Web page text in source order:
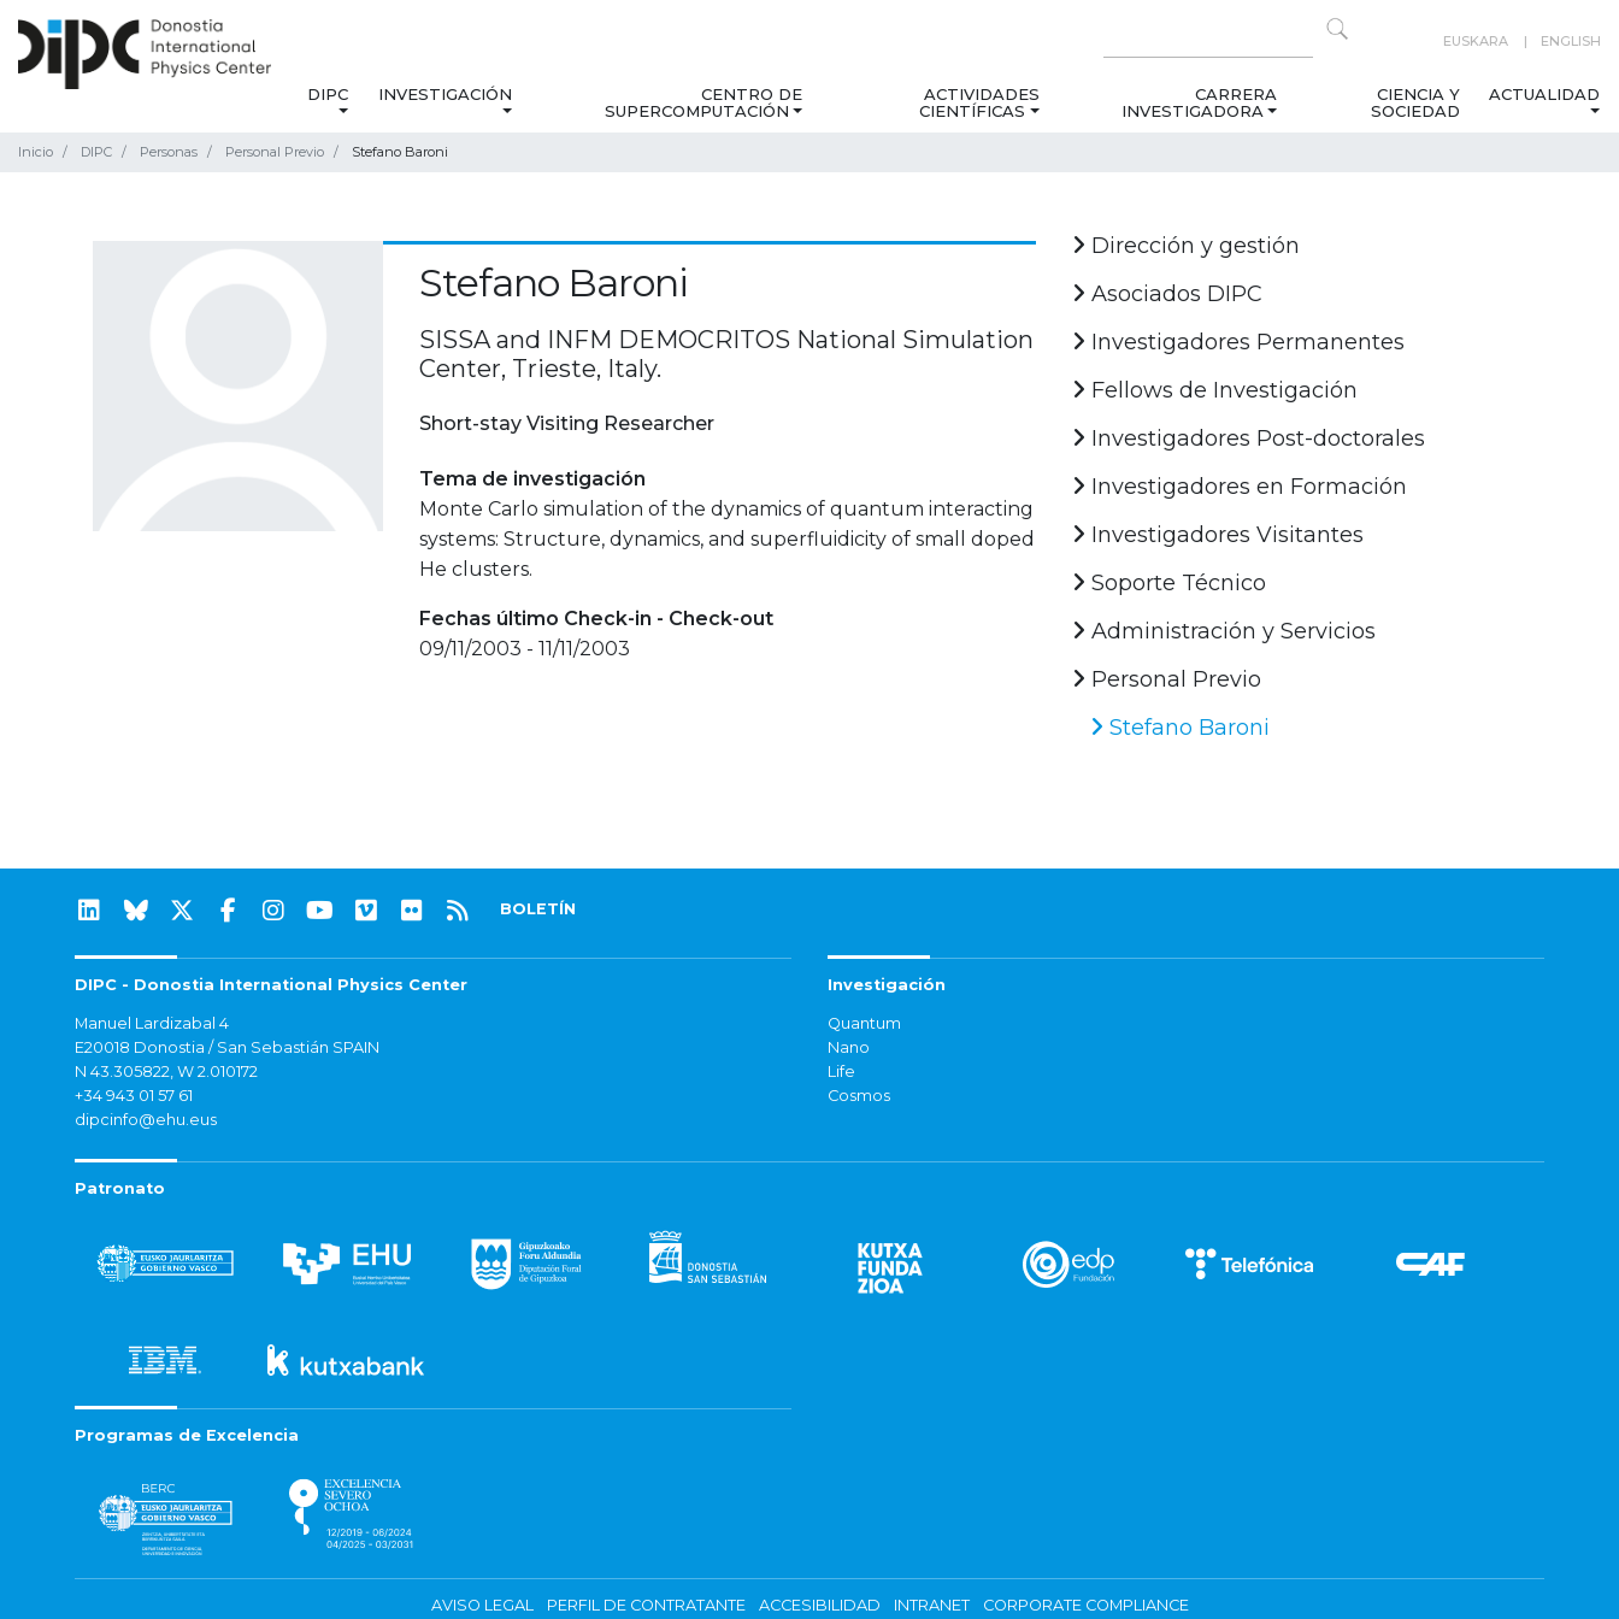
EUSKARA ENGLISH
DIPC INVESTIGACIÓN
CENTRO DE
SUPERCOMPUTACIÓN
ACTIVIDADES
CIENTÍFICAS
CARRERA
INVESTIGADORA
CIENCIA Y
SOCIEDAD
ACTUALIDAD
Inicio DIPC Personas Personal Previo Stefano Baroni
Stefano Baroni
SISSA and INFM DEMOCRITOS National Simulation
Center, Trieste, Italy.
Short-stay Visiting Researcher
Tema de investigación
Monte Carlo simulation of the dynamics of quantum interacting
systems: Structure, dynamics, and superfluidicity of small doped
He clusters.
Fechas último Check-in - Check-out
09/11/2003 - 11/11/2003
Dirección y gestión
Asociados DIPC
Investigadores Permanentes
Fellows de Investigación
Investigadores Post-doctorales
Investigadores en Formación
Investigadores Visitantes
Soporte Técnico
Administración y Servicios
Personal Previo
Stefano Baroni
BOLETÍN
DIPC - Donostia International Physics Center
Manuel Lardizabal 4
E20018 Donostia / San Sebastián SPAIN
N 43.305822, W 2.010172
+34 943 01 57 61
dipcinfo@ehu.eus
Investigación
Quantum
Nano
Life
Cosmos
Patronato
Programas de Excelencia
AVISO LEGAL PERFIL DE CONTRATANTE ACCESIBILIDAD INTRANET CORPORATE COMPLIANCE